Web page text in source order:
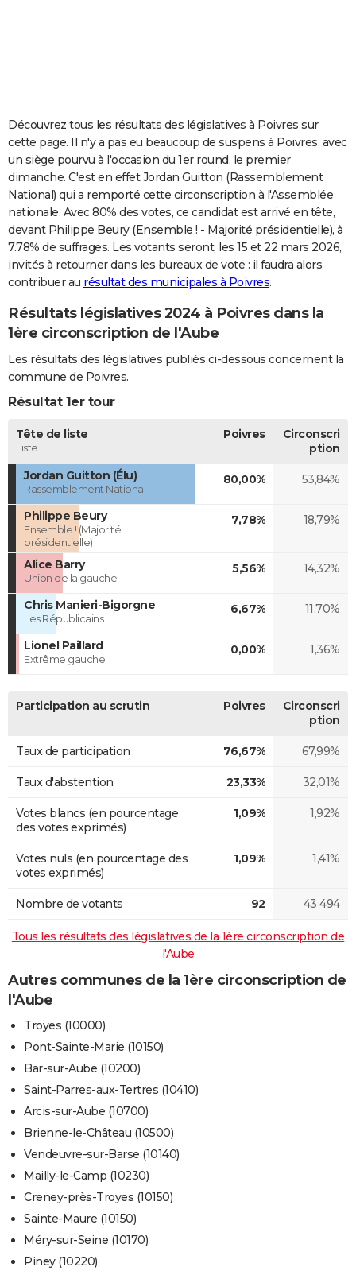
Carte de Noël
Carte Bonne année
Carte Saint-Valentin
Carte Pâques
Carte d'anniversaire
DICTIONNAIRE
Dictionnaire
Biographies
Citations
Expressions
Proverbes
PROGRAMME TV
COPAINS D'AVANT
S'inscrire
Se connecter
Lycées
Collèges
Primaires
Universités
Entreprises
Service militaire
Avis de recherche
AVIS DE DÉCÈS
FORUM
Bricolage
Lifestyle
Culture
Sport
Auto
Television
Voyage
Cinema
Découvrez tous les résultats des législatives à Poivres sur
cette page. Il n'y a pas eu beaucoup de suspens à Poivres, avec
un siège pourvu à l'occasion du 1er round, le premier
dimanche. C'est en effet Jordan Guitton (Rassemblement
National) qui a remporté cette circonscription à l'Assemblée
nationale. Avec 80% des votes, ce candidat est arrivé en tête,
devant Philippe Beury (Ensemble ! - Majorité présidentielle), à
7.78% de suffrages. Les votants seront, les 15 et 22 mars 2026,
invités à retourner dans les bureaux de vote : il faudra alors
contribuer au résultat des municipales à Poivres.
Résultats législatives 2024 à Poivres dans la
1ère circonscription de l'Aube
Les résultats des législatives publiés ci-dessous concernent la
commune de Poivres.
Résultat 1er tour
Tête de liste
Liste
Poivres
Circonscri
ption
Jordan Guitton (Élu)
Rassemblement National
80,00% 53,84%
Philippe Beury
Ensemble ! (Majorité
présidentielle)
7,78% 18,79%
Alice Barry
Union de la gauche
5,56% 14,32%
Chris Manieri-Bigorgne
Les Républicains
6,67% 11,70%
Lionel Paillard
Extrême gauche
0,00% 1,36%
Participation au scrutin Poivres
Circonscri
ption
Taux de participation 76,67% 67,99%
Taux d'abstention 23,33% 32,01%
Votes blancs (en pourcentage
des votes exprimés)
1,09% 1,92%
Votes nuls (en pourcentage des
votes exprimés)
1,09% 1,41%
Nombre de votants 92 43 494
Tous les résultats des législatives de la 1ère circonscription de
l'Aube
Autres communes de la 1ère circonscription de
l'Aube
Troyes (10000)
Pont-Sainte-Marie (10150)
Bar-sur-Aube (10200)
Saint-Parres-aux-Tertres (10410)
Arcis-sur-Aube (10700)
Brienne-le-Château (10500)
Vendeuvre-sur-Barse (10140)
Mailly-le-Camp (10230)
Creney-près-Troyes (10150)
Sainte-Maure (10150)
Méry-sur-Seine (10170)
Piney (10220)